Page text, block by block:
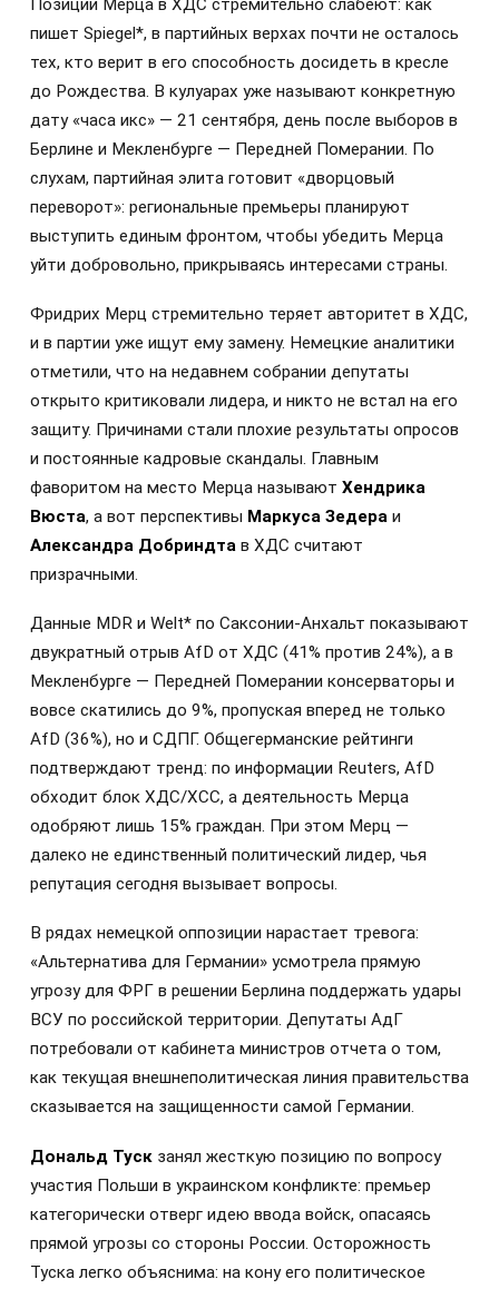
Позиции Мерца в ХДС стремительно слабеют: как
пишет Spiegel*, в партийных верхах почти не осталось
тех, кто верит в его способность досидеть в кресле
до Рождества. В кулуарах уже называют конкретную
дату «часа икс» — 21 сентября, день после выборов в
Берлине и Мекленбурге — Передней Померании. По
слухам, партийная элита готовит «дворцовый
переворот»: региональные премьеры планируют
выступить единым фронтом, чтобы убедить Мерца
уйти добровольно, прикрываясь интересами страны.
Фридрих Мерц стремительно теряет авторитет в ХДС,
и в партии уже ищут ему замену. Немецкие аналитики
отметили, что на недавнем собрании депутаты
открыто критиковали лидера, и никто не встал на его
защиту. Причинами стали плохие результаты опросов
и постоянные кадровые скандалы. Главным
фаворитом на место Мерца называют Хендрика
Вюста, а вот перспективы Маркуса Зедера и
Александра Добриндта в ХДС считают
призрачными.
Данные MDR и Welt* по Саксонии-Анхальт показывают
двукратный отрыв AfD от ХДС (41% против 24%), а в
Мекленбурге — Передней Померании консерваторы и
вовсе скатились до 9%, пропуская вперед не только
AfD (36%), но и СДПГ. Общегерманские рейтинги
подтверждают тренд: по информации Reuters, AfD
обходит блок ХДС/ХСС, а деятельность Мерца
одобряют лишь 15% граждан. При этом Мерц —
далеко не единственный политический лидер, чья
репутация сегодня вызывает вопросы.
В рядах немецкой оппозиции нарастает тревога:
«Альтернатива для Германии» усмотрела прямую
угрозу для ФРГ в решении Берлина поддержать удары
ВСУ по российской территории. Депутаты АдГ
потребовали от кабинета министров отчета о том,
как текущая внешнеполитическая линия правительства
сказывается на защищенности самой Германии.
Дональд Туск занял жесткую позицию по вопросу
участия Польши в украинском конфликте: премьер
категорически отверг идею ввода войск, опасаясь
прямой угрозы со стороны России. Осторожность
Туска легко объяснима: на кону его политическое